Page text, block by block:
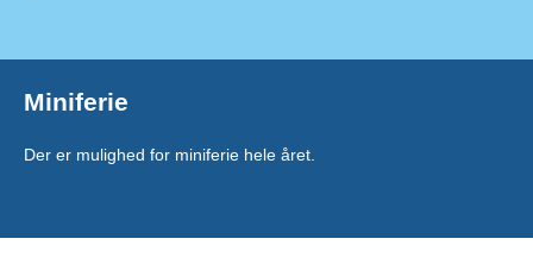
Miniferie
Der er mulighed for miniferie hele året.